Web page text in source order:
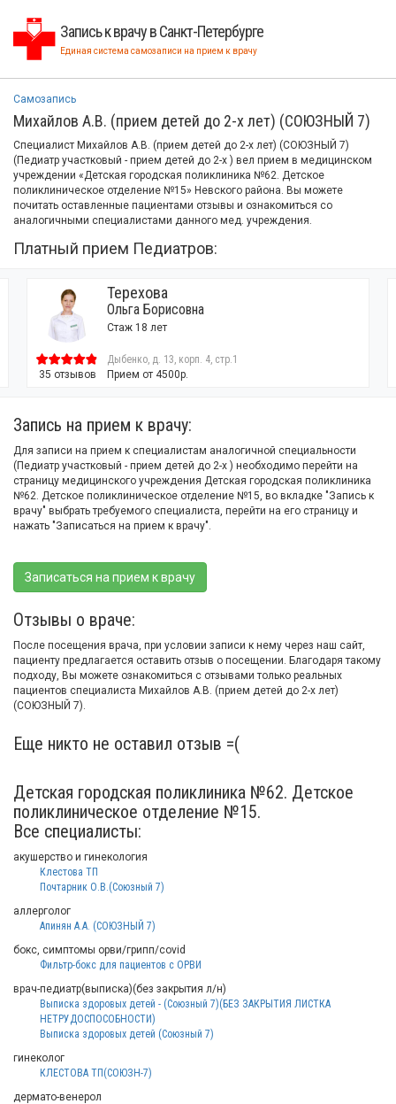
Запись к врачу в Санкт-Петербурге
Единая система самозаписи на прием к врачу
Самозапись
Михайлов А.В. (прием детей до 2-х лет) (СОЮЗНЫЙ 7)
Специалист Михайлов А.В. (прием детей до 2-х лет) (СОЮЗНЫЙ 7)
(Педиатр участковый - прием детей до 2-х ) вел прием в медицинском
учреждении «Детская городская поликлиника №62. Детское
поликлиническое отделение №15» Невского района. Вы можете
почитать оставленные пациентами отзывы и ознакомиться со
аналогичными специалистами данного мед. учреждения.
Платный прием Педиатров:
35 отзывов
Терехова
Ольга Борисовна
Стаж 18 лет
Дыбенко, д. 13, корп. 4, стр.1
Прием от 4500р.
Запись на прием к врачу:
Для записи на прием к специалистам аналогичной специальности
(Педиатр участковый - прием детей до 2-х ) необходимо перейти на
страницу медицинского учреждения Детская городская поликлиника
№62. Детское поликлиническое отделение №15, во вкладке "Запись к
врачу" выбрать требуемого специалиста, перейти на его страницу и
нажать "Записаться на прием к врачу".
Записаться на прием к врачу
Отзывы о враче:
После посещения врача, при условии записи к нему через наш сайт,
пациенту предлагается оставить отзыв о посещении. Благодаря такому
подходу, Вы можете ознакомиться с отзывами только реальных
пациентов специалиста Михайлов А.В. (прием детей до 2-х лет)
(СОЮЗНЫЙ 7).
Еще никто не оставил отзыв =(
Детская городская поликлиника №62. Детское
поликлиническое отделение №15.
Все специалисты:
акушерство и гинекология
Клестова ТП
Почтарник О.В.(Союзный 7)
аллерголог
Апинян А.А. (СОЮЗНЫЙ 7)
бокс, симптомы орви/грипп/covid
Фильтр-бокс для пациентов с ОРВИ
врач-педиатр(выписка)(без закрытия л/н)
Выписка здоровых детей - (Союзный 7)(БЕЗ ЗАКРЫТИЯ ЛИСТКА
НЕТРУДОСПОСОБНОСТИ)
Выписка здоровых детей (Союзный 7)
гинеколог
КЛЕСТОВА ТП(СОЮЗН-7)
дермато-венерол